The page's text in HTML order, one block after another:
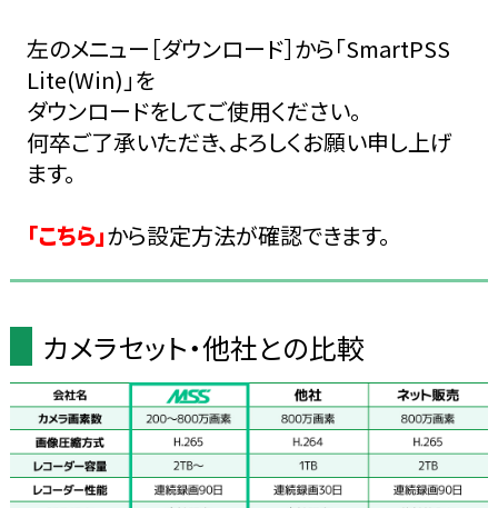
左のメニュー［ダウンロード］から「SmartPSS
Lite(Win)」を
ダウンロードをしてご使用ください。
何卒ご了承いただき、よろしくお願い申し上げ
ます。
「こちら」から設定方法が確認できます。
カメラセット・他社との比較